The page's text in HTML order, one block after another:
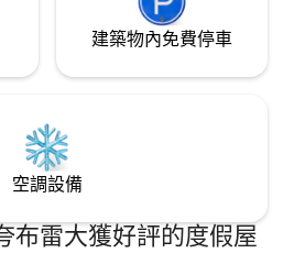
建築物內免費停車
空調設備
布雷大獲好評的度假屋